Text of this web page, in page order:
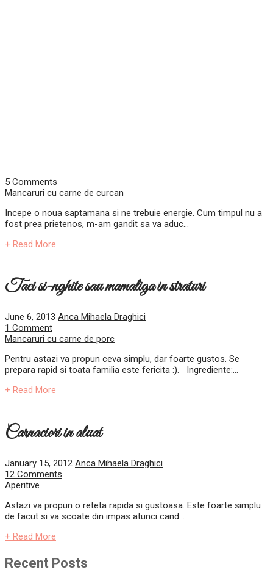
5 Comments
Mancaruri cu carne de curcan
Incepe o noua saptamana si ne trebuie energie. Cum timpul nu a
fost prea prietenos, m-am gandit sa va aduc...
+ Read More
Taci si-nghite sau mamaliga in straturi
June 6, 2013 Anca Mihaela Draghici
1 Comment
Mancaruri cu carne de porc
Pentru astazi va propun ceva simplu, dar foarte gustos. Se
prepara rapid si toata familia este fericita :). Ingrediente:...
+ Read More
Carnaciori in aluat
January 15, 2012 Anca Mihaela Draghici
12 Comments
Aperitive
Astazi va propun o reteta rapida si gustoasa. Este foarte simplu
de facut si va scoate din impas atunci cand...
+ Read More
Recent Posts